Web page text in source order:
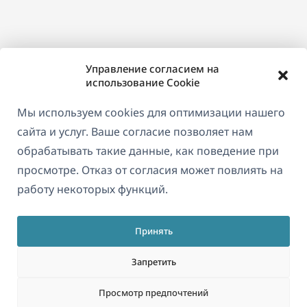
Управление согласием на
использование Cookie
Мы используем cookies для оптимизации нашего
сайта и услуг. Ваше согласие позволяет нам
обрабатывать такие данные, как поведение при
просмотре. Отказ от согласия может повлиять на
работу некоторых функций.
Принять
Запретить
Просмотр предпочтений